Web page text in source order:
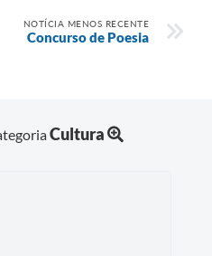
NOTÍCIA MENOS RECENTE
Concurso de Poesia
Cultura